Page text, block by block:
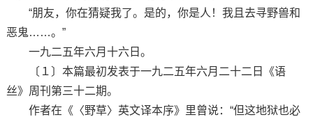
“朋友，你在猜疑我了。是的，你是人！我且去寻野兽和
恶鬼……。”
一九二五年六月十六日。
〔１〕本篇最初发表于一九二五年六月二十二日《语
丝》周刊第三十二期。
作者在《〈野草〉英文译本序》里曾说：“但这地狱也必